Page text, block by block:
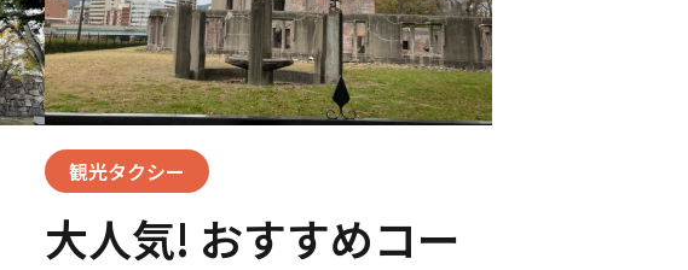
観光タクシー
大人気! おすすめコー